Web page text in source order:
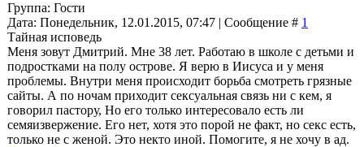
Группа: Гости
Дата: Понедельник, 12.01.2015, 07:47 | Сообщение # 1
Тайная исповедь
Меня зовут Дмитрий. Мне 38 лет. Работаю в школе с детьми и
подростками на полу острове. Я верю в Иисуса и у меня
проблемы. Внутри меня происходит борьба смотреть грязные
сайты. А по ночам приходит сексуальная связь ни с кем, я
говорил пастору, Но его только интересовало есть ли
семяизвержение. Его нет, хотя это порой не факт, но секс есть,
только не с женой. Это некто иной. Помогите, я не хочу в ад.